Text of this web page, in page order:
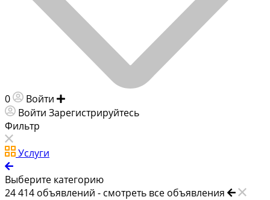
0 Войти
Войти Зарегистрируйтесь
Фильтр
Услуги
Выберите категорию
24 414 объявлений - смотреть все объявления